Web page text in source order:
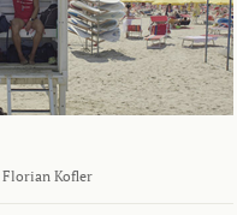
Florian Kofler